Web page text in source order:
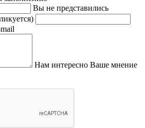
Вы не представились
Нам интересно Ваше мнение